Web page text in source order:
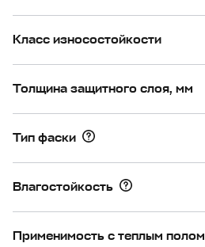
Класс износостойкости
Толщина защитного слоя, мм
Тип фаски
Влагостойкость
Применимость с теплым полом